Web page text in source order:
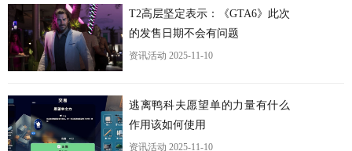
T2高层坚定表示：《GTA6》此次
的发售日期不会有问题
资讯活动 2025-11-10
逃离鸭科夫愿望单的力量有什么
作用该如何使用
资讯活动 2025-11-10